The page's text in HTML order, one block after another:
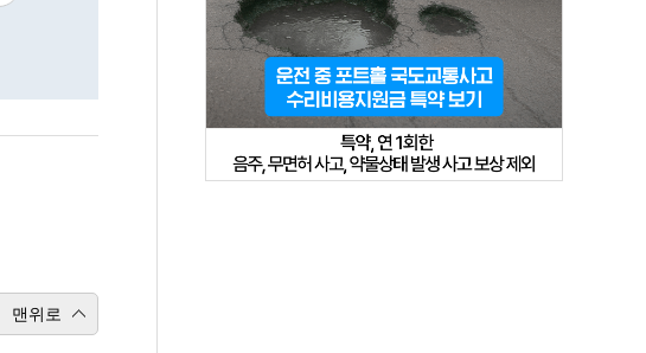
맨위로